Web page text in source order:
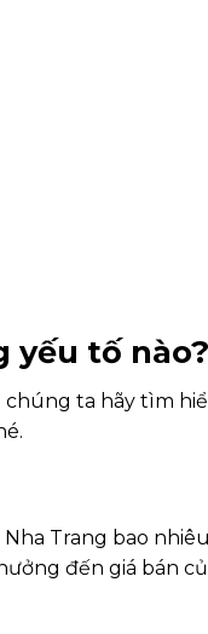
yếu tố nào?
chúng ta hãy tìm
Trang bao
đến giá bán